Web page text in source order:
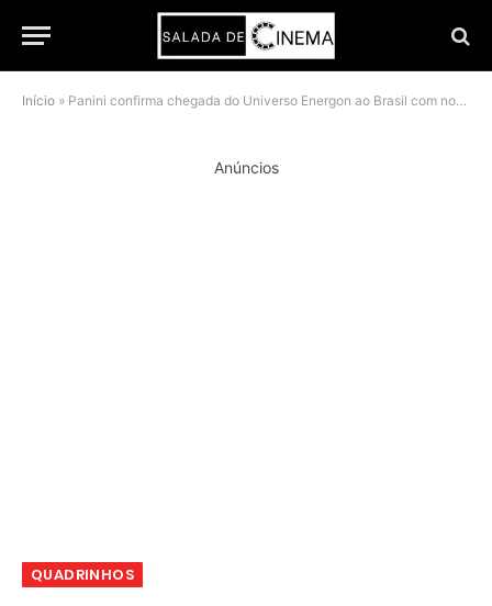
Início » Panini confirma chegada do Universo Energon ao Brasil com novas HQs de Transformers e G.I. Joe
Anúncios
QUADRINHOS